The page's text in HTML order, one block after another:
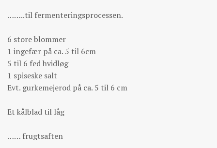
……..til fermenteringsprocessen.
6 store blommer
1 ingefær på ca. 5 til 6cm
5 til 6 fed hvidløg
1 spiseske salt
Evt. gurkemejerod på ca. 5 til 6 cm
Et kålblad til låg
…… frugtsaften